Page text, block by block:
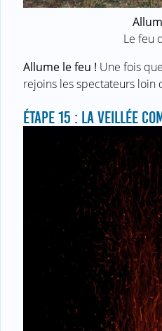
Le feu
Allume le feu ! Une fois
rejoins les spectateurs loin
ÉTAPE 15 : LA VEILLÉE